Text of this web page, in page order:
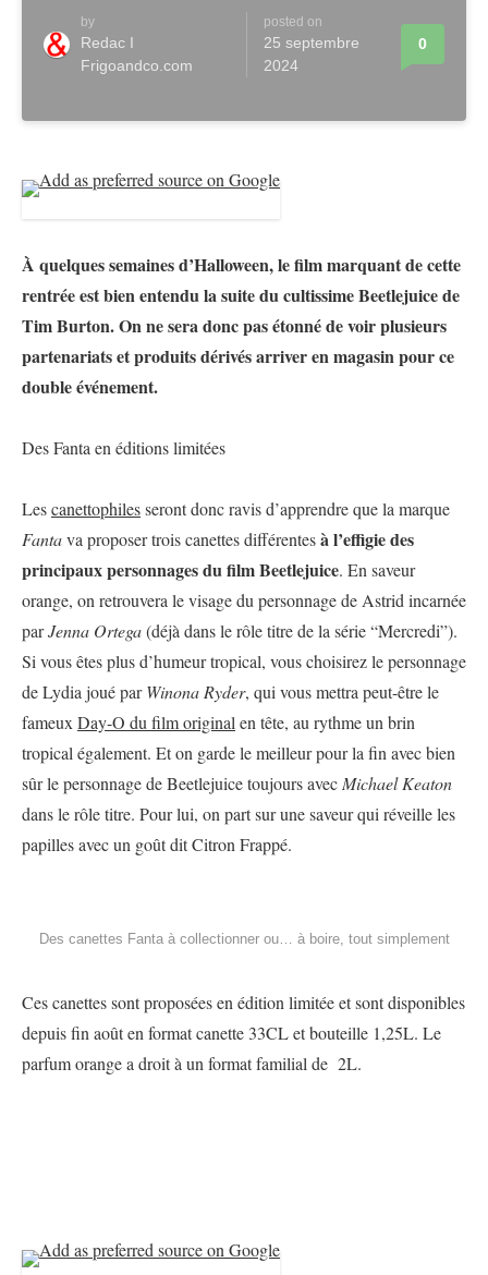
by
Redac I
Frigoandco.com
posted on
25 septembre
2024
0
À quelques semaines d’Halloween, le film marquant de cette
rentrée est bien entendu la suite du cultissime Beetlejuice de
Tim Burton. On ne sera donc pas étonné de voir plusieurs
partenariats et produits dérivés arriver en magasin pour ce
double événement.
Des Fanta en éditions limitées
Lescanettophilesseront donc ravis d’apprendre que la marque
Fantava proposer trois canettes différentesà l’effigie des
principaux personnages du film Beetlejuice. En saveur
orange, on retrouvera le visage du personnage de Astrid incarnée
parJenna Ortega(déjà dans le rôle titre de la série “Mercredi”).
Si vous êtes plus d’humeur tropical, vous choisirez le personnage
de Lydia joué parWinona Ryder, qui vous mettra peut-être le
fameux Day-O du film original en tête, au rythme un brin
tropical également. Et on garde le meilleur pour la fin avec bien
sûr le personnage de Beetlejuice toujours avec Michael Keaton
dans le rôle titre. Pour lui, on part sur une saveur qui réveille les
papilles avec un goût dit Citron Frappé.
Des canettes Fanta à collectionner ou… à boire, tout simplement
Ces canettes sont proposées en édition limitée et sont disponibles
depuis fin août en format canette 33CL et bouteille 1,25L. Le
parfum orange a droit à un format familial de 2L.